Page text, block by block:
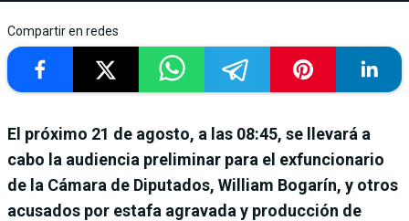
Compartir en redes
El próximo 21 de agosto, a las 08:45, se llevará a
cabo la audiencia preliminar para el exfuncionario
de la Cámara de Diputados, William Bogarín, y otros
acusados por estafa agravada y producción de